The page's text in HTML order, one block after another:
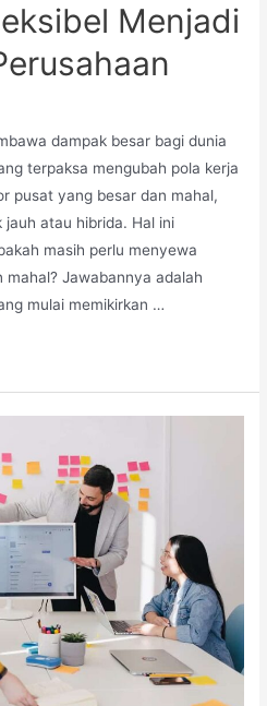
Menjadi
dampak besar bagi dunia
terpaksa mengubah pola kerja
pusat yang besar dan mahal,
jauh atau hibrida. Hal ini
masih perlu menyewa
Jawabannya adalah
mulai memikirkan …